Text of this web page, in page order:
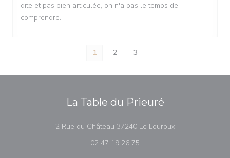
dite et pas bien articulée, on n'a pas le temps de
comprendre.
1 2 3
La Table du Prieuré
2 Rue du Château 37240 Le Louroux((открывается
02 47 19 26 75